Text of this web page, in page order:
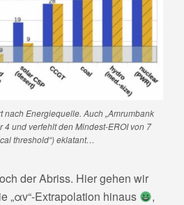
nach Energiequelle. Auch „Amrumbank
4 und verfehlt den Mindest-EROI von 7
threshold“) eklatant…
der Abriss. Hier gehen wir
„αv“-Extrapolation hinaus
,